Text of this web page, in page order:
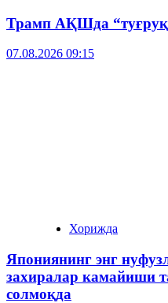
Трамп АҚШда “туғруқ
07.08.2026 09:15
Хорижда
Япониянинг энг
захиралар камайиши
солмоқда